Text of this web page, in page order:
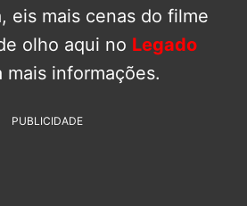
eis mais cenas do filme
olho aqui no Legado
mais informações.
PUBLICIDADE